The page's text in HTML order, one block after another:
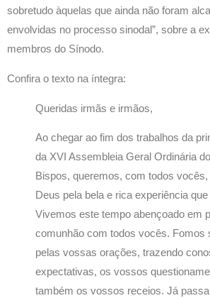
sobretudo àquelas que ainda não foram
envolvidas no processo sinodal”, sobre a
membros do Sínodo.
Confira o texto na íntegra:
Queridas irmãs e irmãos,
Ao chegar ao fim dos trabalhos da
da XVI Assembleia Geral Ordinária
Bispos, queremos, com todos
Deus pela bela e rica experiência
Vivemos este tempo abençoado em
comunhão com todos vocês. Fomos
pelas vossas orações, trazendo
expectativas, os vossos
também os vossos receios. Já